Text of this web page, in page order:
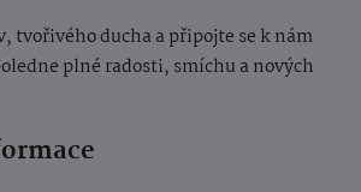
tvořivého ducha a připojte se k nám
plné radosti, smíchu a nových